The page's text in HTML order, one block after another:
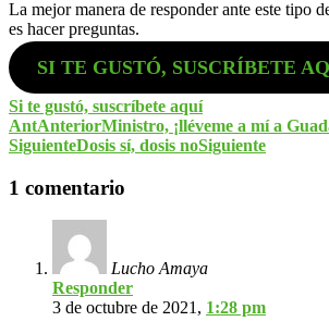
La mejor manera de responder ante este tipo
es hacer preguntas.
SI TE GUSTÓ, SUSCRÍBETE
Si te gustó, suscríbete aquí
AntAnteriorMinistro, ¡lléveme a mí a
SiguienteDosis sí, dosis noSiguiente
1 comentario
Lucho Amaya
Responder
3 de octubre de 2021, 1:28 pm